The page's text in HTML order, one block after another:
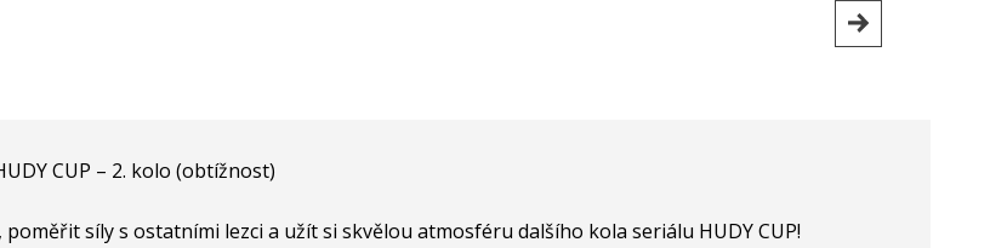
CUP – 2. kolo (obtížnost)
síly s ostatními lezci a užít si skvělou atmosféru dalšího kola seriálu HUDY CUP!